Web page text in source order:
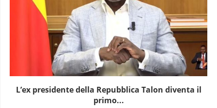
L’ex presidente della Repubblica Talon diventa il
primo...